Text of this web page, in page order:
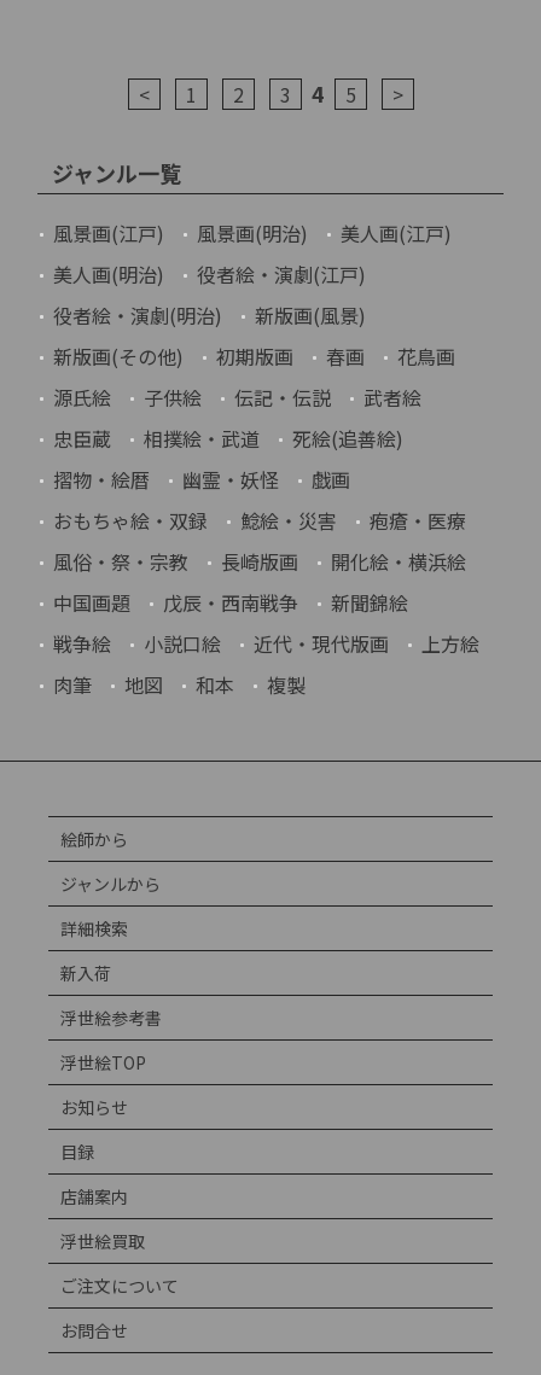
< 1 2 3 4 5 >
ジャンル一覧
風景画(江戸) 風景画(明治)
美人画(江戸)
美人画(明治)
役者絵・演劇(江戸)
役者絵・演劇(明治)
新版画(風景)
新版画(その他)
初期版画 春画
花鳥画
源氏絵
子供絵 伝記・伝説
武者絵
忠臣蔵
相撲絵・武道
死絵(追善絵)
摺物・絵暦
幽霊・妖怪
戯画
おもちゃ絵・双録
鯰絵・災害
疱瘡・医療
風俗・祭・宗教
長崎版画
開化絵・横浜絵
中国画題
戊辰・西南戦争
新聞錦絵
戦争絵
小説口絵 近代・現代版画
上方絵
肉筆
地図 和本 複製
絵師から
ジャンルから
詳細検索
新入荷
浮世絵参考書
浮世絵TOP
お知らせ
目録
店舗案内
浮世絵買取
ご注文について
お問合せ